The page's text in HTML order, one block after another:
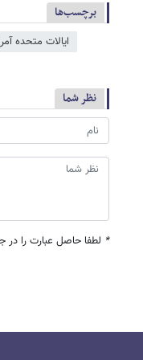
برچسب‌ها
ایالات متحده
نظر شما
* لطفا حاصل عبارت را در